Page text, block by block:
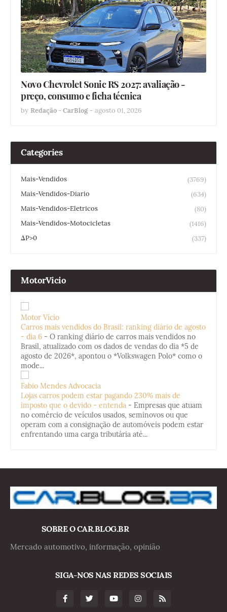
Novo Chevrolet Sonic RS 2027: avaliação -
preço, consumo e ficha técnica
by Redação - CarBlog - agosto 01, 2026
Categories
Mais-Vendidos
(3769)
Mais-Vendidos-Diario
(634)
Mais-Vendidos-Eletricos
(80)
Mais-Vendidos-Motocicletas
(1416)
ΔP>0
(337)
MotorVicio
Motor Vício
Carros mais vendidos do Brasil: ranking diário de agosto
- dia 6 - O ranking diário de carros mais vendidos no
Brasil, atualizado com os dados de vendas do dia *5 de
agosto de 2026*, apontou o *Volkswagen Polo* como o
mode...
Fabio Mendes Advocacia
Lojas carros podem estar pagando 230% mais de
imposto que o devido - entenda - Empresas que atuam
no comércio de veículos usados, seminovos ou que
operam com a consignação de automóveis podem estar
enfrentando uma carga tributária até...
SOBRE O CAR.BLOG.BR
Mercado automotivo, informação, opinião
SIGA-NOS NAS REDES SOCIAIS